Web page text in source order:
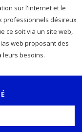
sur l'internet et le
professionnels désireux
ce soit via un site web,
web proposant des
leurs besoins.